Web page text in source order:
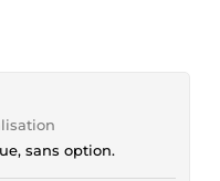
sans option.